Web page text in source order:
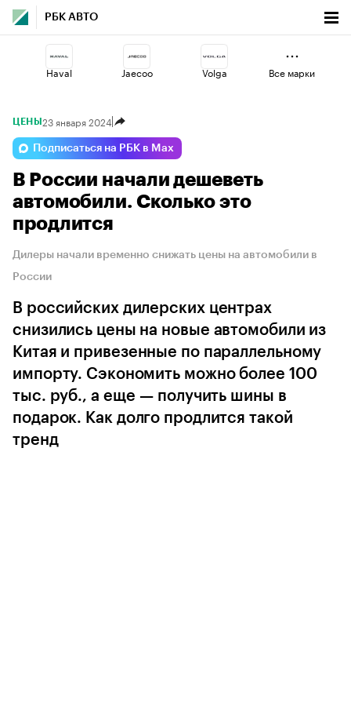
РБК АВТО
Haval Jaecoo Volga
Geely
Esteo Omoda Voyah
Все марки
ЦЕНЫ 23 января 2024
Подписаться на РБК в Max
В России начали дешеветь
автомобили. Сколько это
продлится
Дилеры начали временно снижать цены на автомобили в
России
В российских дилерских центрах
снизились цены на новые автомобили из
Китая и привезенные по параллельному
импорту. Сэкономить можно более 100
тыс. руб., а еще — получить шины в
подарок. Как долго продлится такой
тренд